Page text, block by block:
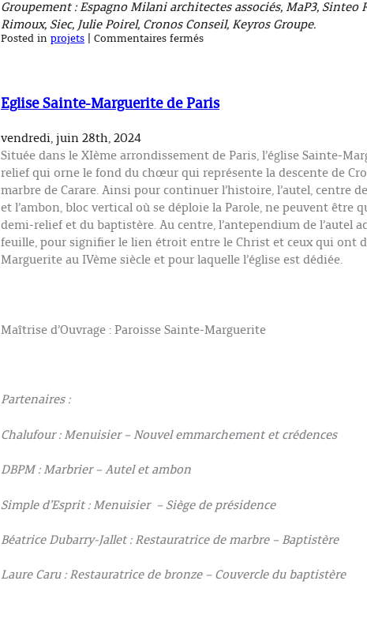
Groupement : Espagno Milani architectes associés, MaP3,
Rimoux, Siec, Julie Poirel, Cronos Conseil, Keyros Groupe.
Posted in projets Commentaires ferméssur
–
Eglise Sainte-Marguerite de Paris
vendredi, juin 28th, 2024
Située dans le XIème arrondissement de Paris, l’église Sainte-
relief qui orne le fond du chœur qui représente la descente de
marbre de Carare. Ainsi pour continuer l’histoire, l’autel, centre
et l’ambon, bloc vertical où se déploie la Parole, ne peuvent être
demi-relief et du baptistère. Au centre, l’antependium de l’autel
feuille, pour signifier le lien étroit entre le Christ et ceux qui ont
Marguerite au IVème siècle et pour laquelle l’église est dédiée.
Maîtrise d’Ouvrage : Paroisse Sainte-Marguerite
Partenaires :
Chalufour : Menuisier – Nouvel emmarchement et crédences
DBPM : Marbrier – Autel et ambon
Simple d’Esprit : Menuisier – Siège de présidence
Béatrice Dubarry-Jallet : Restauratrice de marbre – Baptistère
Laure Caru : Restauratrice de bronze – Couvercle du baptistère